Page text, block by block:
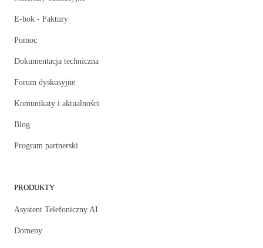
E-bok - Faktury
Pomoc
Dokumentacja techniczna
Forum dyskusyjne
Komunikaty i aktualności
Blog
Program partnerski
PRODUKTY
Asystent Telefoniczny AI
Domeny